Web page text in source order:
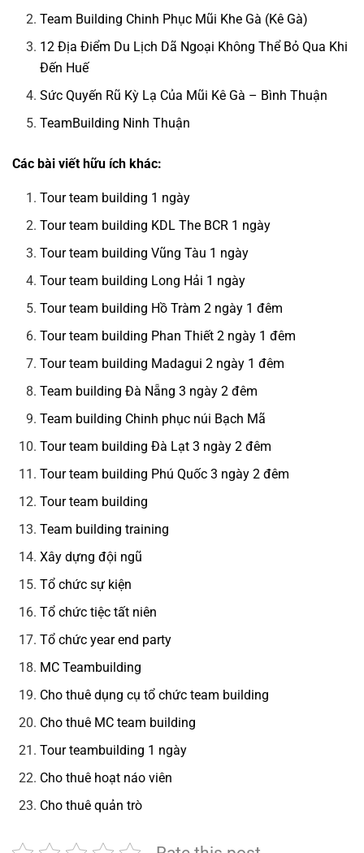
Team Building Chinh Phục Mũi Khe Gà (Kê Gà)
12 Địa Điểm Du Lịch Dã Ngoại Không Thể Bỏ Qua Khi
Đến Huế
Sức Quyến Rũ Kỳ Lạ Của Mũi Kê Gà – Bình Thuận
TeamBuilding Ninh Thuận
Các bài viết hữu ích khác:
Tour team building 1 ngày
Tour team building KDL The BCR 1 ngày
Tour team building Vũng Tàu 1 ngày
Tour team building Long Hải 1 ngày
Tour team building Hồ Tràm 2 ngày 1 đêm
Tour team building Phan Thiết 2 ngày 1 đêm
Tour team building Madagui 2 ngày 1 đêm
Team building Đà Nẵng 3 ngày 2 đêm
Team building Chinh phục núi Bạch Mã
Tour team building Đà Lạt 3 ngày 2 đêm
Tour team building Phú Quốc 3 ngày 2 đêm
Tour team building
Team building training
Xây dựng đội ngũ
Tổ chức sự kiện
Tổ chức tiệc tất niên
Tổ chức year end party
MC Teambuilding
Cho thuê dụng cụ tổ chức team building
Cho thuê MC team building
Tour teambuilding 1 ngày
Cho thuê hoạt náo viên
Cho thuê quản trò